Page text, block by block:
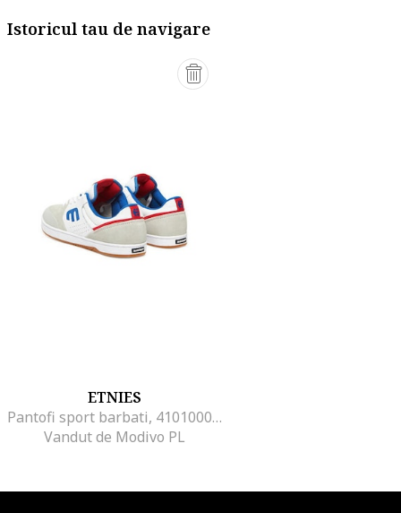
Istoricul tau de navigare
ETNIES
Pantofi sport barbati, 4101000403, Piele naturala, Multicolor, Multicolor
Vandut de Modivo PL